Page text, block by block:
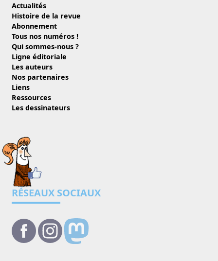
Actualités
Histoire de la revue
Abonnement
Tous nos numéros !
Qui sommes-nous ?
Ligne éditoriale
Les auteurs
Nos partenaires
Liens
Ressources
Les dessinateurs
RÉSEAUX SOCIAUX